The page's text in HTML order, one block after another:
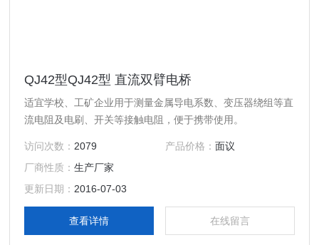
QJ42型QJ42型 直流双臂电桥
适宜学校、工矿企业用于测量金属导电系数、变压器绕组等直
流电阻及电刷、开关等接触电阻，便于携带使用。
访问次数： 2079 产品价格： 面议
厂商性质：生产厂家
更新日期： 2016-07-03
查看详情 在线留言